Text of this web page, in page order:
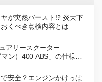
が突然バースト!? 炎天下
くべき点検内容とは
アリースクーター
ン）400 ABS」の仕様を
安全？エンジンかけっぱ